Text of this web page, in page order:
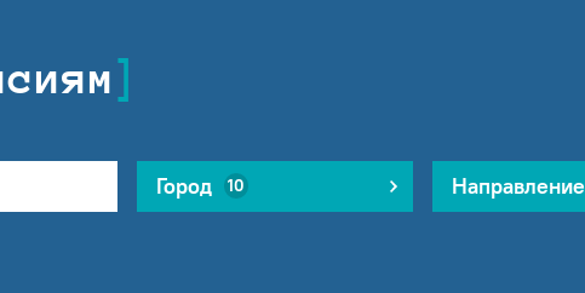
Город 10 Направление